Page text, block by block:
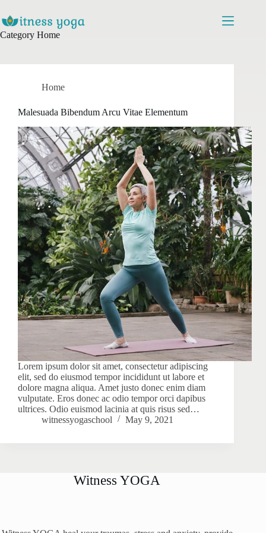
content
Category Home
Home
Malesuada Bibendum Arcu Vitae Elementum
Lorem ipsum dolor sit amet, consectetur adipiscing
elit, sed do eiusmod tempor incididunt ut labore et
dolore magna aliqua. Amet justo donec enim diam
vulputate. Eros donec ac odio tempor orci dapibus
ultrices. Odio euismod lacinia at quis risus sed…
witnessyogaschool
May 9, 2021
Witness YOGA